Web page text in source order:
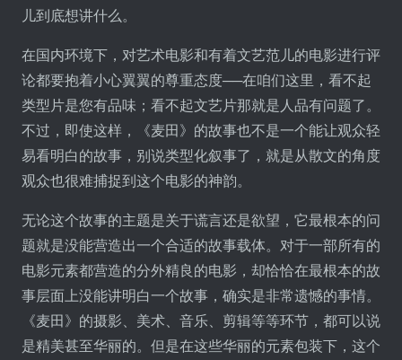
儿到底想讲什么。
在国内环境下，对艺术电影和有着文艺范儿的电影进行评
论都要抱着小心翼翼的尊重态度──在咱们这里，看不起
类型片是您有品味；看不起文艺片那就是人品有问题了。
不过，即使这样，《麦田》的故事也不是一个能让观众轻
易看明白的故事，别说类型化叙事了，就是从散文的角度
观众也很难捕捉到这个电影的神韵。
无论这个故事的主题是关于谎言还是欲望，它最根本的问
题就是没能营造出一个合适的故事载体。对于一部所有的
电影元素都营造的分外精良的电影，却恰恰在最根本的故
事层面上没能讲明白一个故事，确实是非常遗憾的事情。
《麦田》的摄影、美术、音乐、剪辑等等环节，都可以说
是精美甚至华丽的。但是在这些华丽的元素包装下，这个